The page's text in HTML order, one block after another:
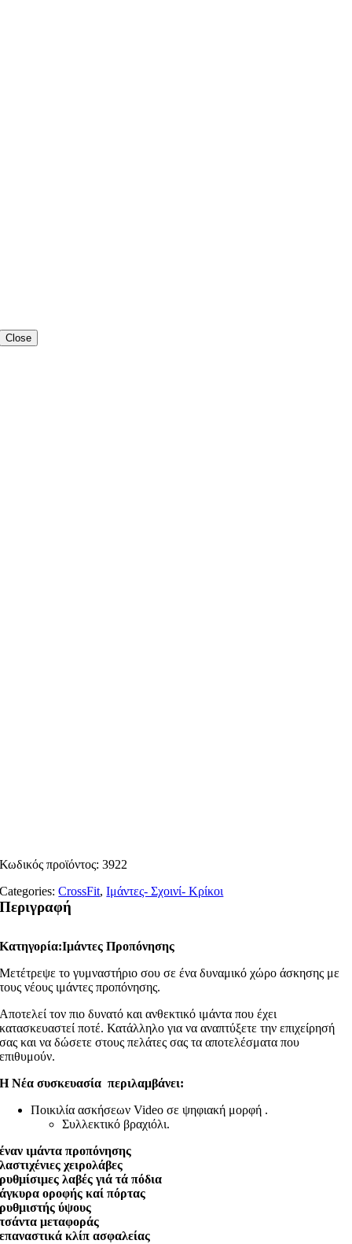
Close
Κωδικός προϊόντος:3922
Categories:CrossFit,Ιμάντες- Σχοινί- Κρίκοι
Περιγραφή
Κατηγορία:Ιμάντες Προπόνησης
Μετέτρεψε το γυμναστήριο σου σε ένα δυναμικό χώρο άσκησης με
τους νέους ιμάντες προπόνησης.
Αποτελεί τον πιο δυνατό και ανθεκτικό ιμάντα που έχει
κατασκευαστεί ποτέ. Κατάλληλο για να αναπτύξετε την επιχείρησή
σας και να δώσετε στους πελάτες σας τα αποτελέσματα που
επιθυμούν.
Η Νέα συσκευασία περιλαμβάνει:
Ποικιλία ασκήσεων Video σε ψηφιακή μορφή .
Συλλεκτικό βραχιόλι.
έναν ιμάντα προπόνησης
λαστιχένιες χειρολάβες
ρυθμίσιμες λαβές γιά τά πόδια
άγκυρα οροφής καί πόρτας
ρυθμιστής ύψους
τσάντα μεταφοράς
επαναστικά κλίπ ασφαλείας